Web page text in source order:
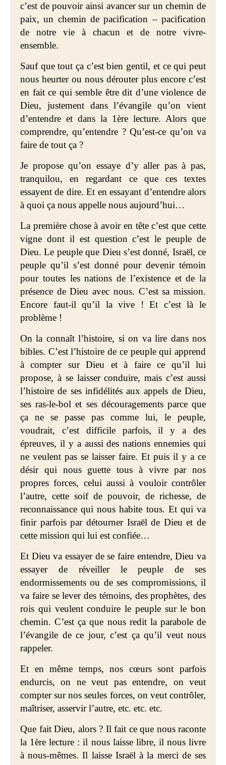
c’est de pouvoir ainsi avancer sur un chemin de
paix, un chemin de pacification – pacification
de notre vie à chacun et de notre vivre-
ensemble.
Sauf que tout ça c’est bien gentil, et ce qui peut
nous heurter ou nous dérouter plus encore c’est
en fait ce qui semble être dit d’une violence de
Dieu, justement dans l’évangile qu’on vient
d’entendre et dans la 1ère lecture. Alors que
comprendre, qu’entendre ? Qu’est-ce qu’on va
faire de tout ça ?
Je propose qu’on essaye d’y aller pas à pas,
tranquilou, en regardant ce que ces textes
essayent de dire. Et en essayant d’entendre alors
à quoi ça nous appelle nous aujourd’hui…
La première chose à avoir en tête c’est que cette
vigne dont il est question c’est le peuple de
Dieu. Le peuple que Dieu s’est donné, Israël, ce
peuple qu’il s’est donné pour devenir témoin
pour toutes les nations de l’existence et de la
présence de Dieu avec nous. C’est sa mission.
Encore faut-il qu’il la vive ! Et c’est là le
problème !
On la connaît l’histoire, si on va lire dans nos
bibles. C’est l’histoire de ce peuple qui apprend
à compter sur Dieu et à faire ce qu’il lui
propose, à se laisser conduire, mais c’est aussi
l’histoire de ses infidélités aux appels de Dieu,
ses ras-le-bol et ses découragements parce que
ça ne se passe pas comme lui, le peuple,
voudrait, c’est difficile parfois, il y a des
épreuves, il y a aussi des nations ennemies qui
ne veulent pas se laisser faire. Et puis il y a ce
désir qui nous guette tous à vivre par nos
propres forces, celui aussi à vouloir contrôler
l’autre, cette soif de pouvoir, de richesse, de
reconnaissance qui nous habite tous. Et qui va
finir parfois par détourner Israël de Dieu et de
cette mission qui lui est confiée…
Et Dieu va essayer de se faire entendre, Dieu va
essayer de réveiller le peuple de ses
endormissements ou de ses compromissions, il
va faire se lever des témoins, des prophètes, des
rois qui veulent conduire le peuple sur le bon
chemin. C’est ça que nous redit la parabole de
l’évangile de ce jour, c’est ça qu’il veut nous
rappeler.
Et en même temps, nos cœurs sont parfois
endurcis, on ne veut pas entendre, on veut
compter sur nos seules forces, on veut contrôler,
maîtriser, asservir l’autre, etc. etc. etc.
Que fait Dieu, alors ? Il fait ce que nous raconte
la 1ère lecture : il nous laisse libre, il nous livre
à nous-mêmes. Il laisse Israël à la merci de ses